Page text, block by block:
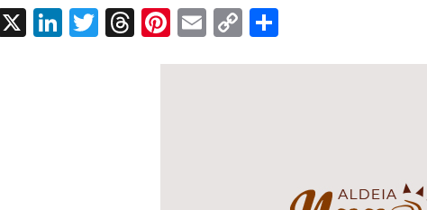
X LinkedIn
Twitter
Threads
Pinterest
Email
Copy
Link